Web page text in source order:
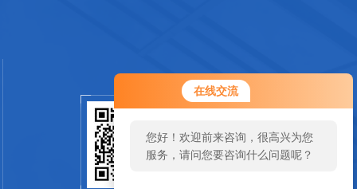
在线交流
您好！欢迎前来咨询，很高兴为您
服务，请问您要咨询什么问题呢？
扫码加微信